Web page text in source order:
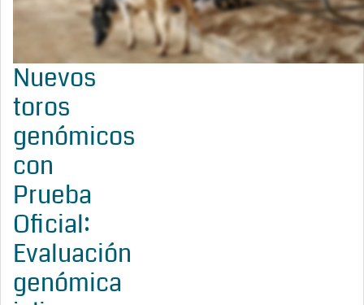
Nuevos
toros
genómicos
con
Prueba
Oficial:
Evaluación
genómica